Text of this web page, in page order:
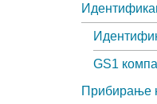
GS1
Прибирање